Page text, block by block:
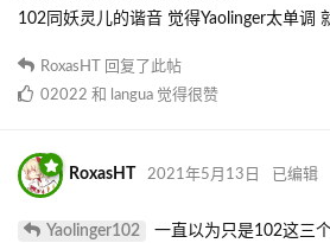
102同妖灵儿的谐音 觉得Yaolinger太单调
RoxasHT
回复了此帖
02022 和 langua 觉得很赞
RoxasHT 2021年5月13日 已编辑
Yaolinger102 一直以为只是102这三